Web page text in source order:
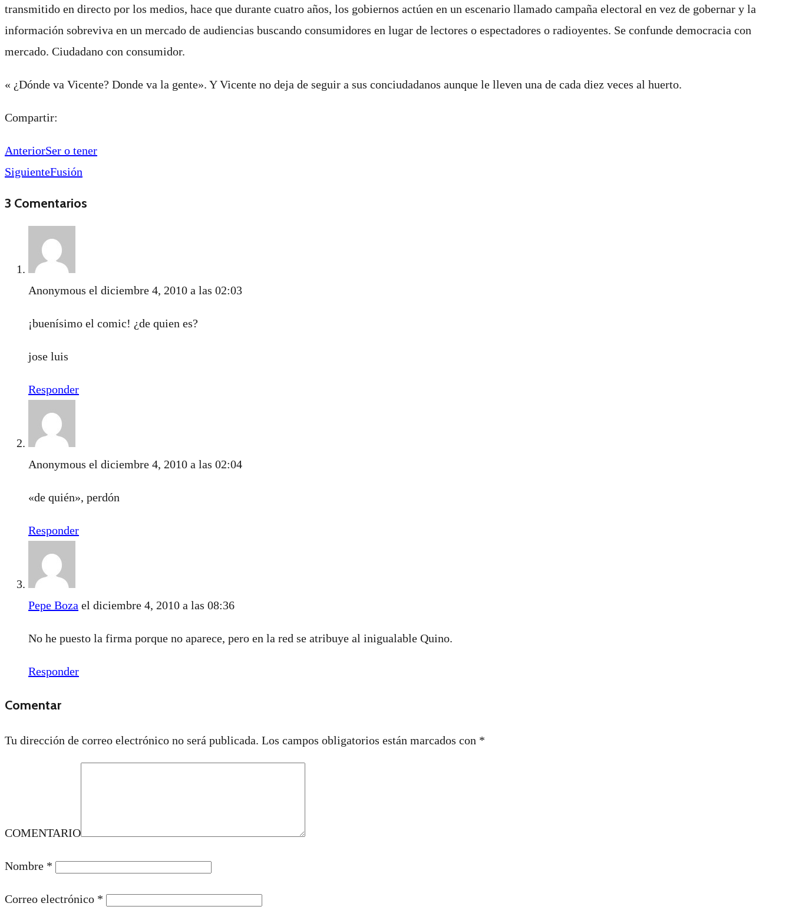
transmitido en directo por los medios, hace que durante cuatro años, los gobiernos actúen en un escenario llamado campaña electoral en vez de gobernar y la
información sobreviva en un mercado de audiencias buscando consumidores en lugar de lectores o espectadores o radioyentes. Se confunde democracia con
mercado. Ciudadano con consumidor.
« ¿Dónde va Vicente? Donde va la gente». Y Vicente no deja de seguir a sus conciudadanos aunque le lleven una de cada diez veces al huerto.
Compartir:
AnteriorSer o tener
SiguienteFusión
3 Comentarios
Anonymous el diciembre 4, 2010 a las 02:03
¡buenísimo el comic! ¿de quien es?
jose luis
Responder
Anonymous el diciembre 4, 2010 a las 02:04
«de quién», perdón
Responder
Pepe Boza el diciembre 4, 2010 a las 08:36
No he puesto la firma porque no aparece, pero en la red se atribuye al inigualable Quino.
Responder
Comentar
Tu dirección de correo electrónico no será publicada. Los campos obligatorios están marcados con *
COMENTARIO
Nombre *
Correo electrónico *